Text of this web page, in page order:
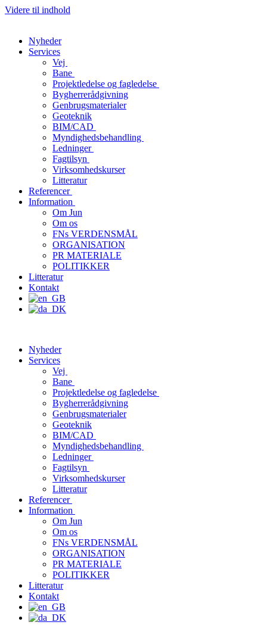
Videre til indhold
Nyheder
Services
Vej
Bane
Projektledelse og fagledelse
Bygherrerådgivning
Genbrugsmaterialer
Geoteknik
BIM/CAD
Myndighedsbehandling
Ledninger
Fagtilsyn
Virksomhedskurser
Litteratur
Referencer
Information
Om Jun
Om os
FNs VERDENSMÅL
ORGANISATION
PR MATERIALE
POLITIKKER
Litteratur
Kontakt
Nyheder
Services
Vej
Bane
Projektledelse og fagledelse
Bygherrerådgivning
Genbrugsmaterialer
Geoteknik
BIM/CAD
Myndighedsbehandling
Ledninger
Fagtilsyn
Virksomhedskurser
Litteratur
Referencer
Information
Om Jun
Om os
FNs VERDENSMÅL
ORGANISATION
PR MATERIALE
POLITIKKER
Litteratur
Kontakt